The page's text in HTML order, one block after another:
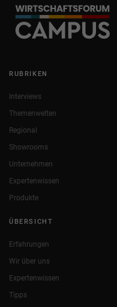
RUBRIKEN
Interviews
Themenwelten
Regional
Showrooms
Unternehmen
Expertenwissen
Produkte
ÜBERSICHT
Erfahrungen
Wir über uns
Expertenwissen
Tipps